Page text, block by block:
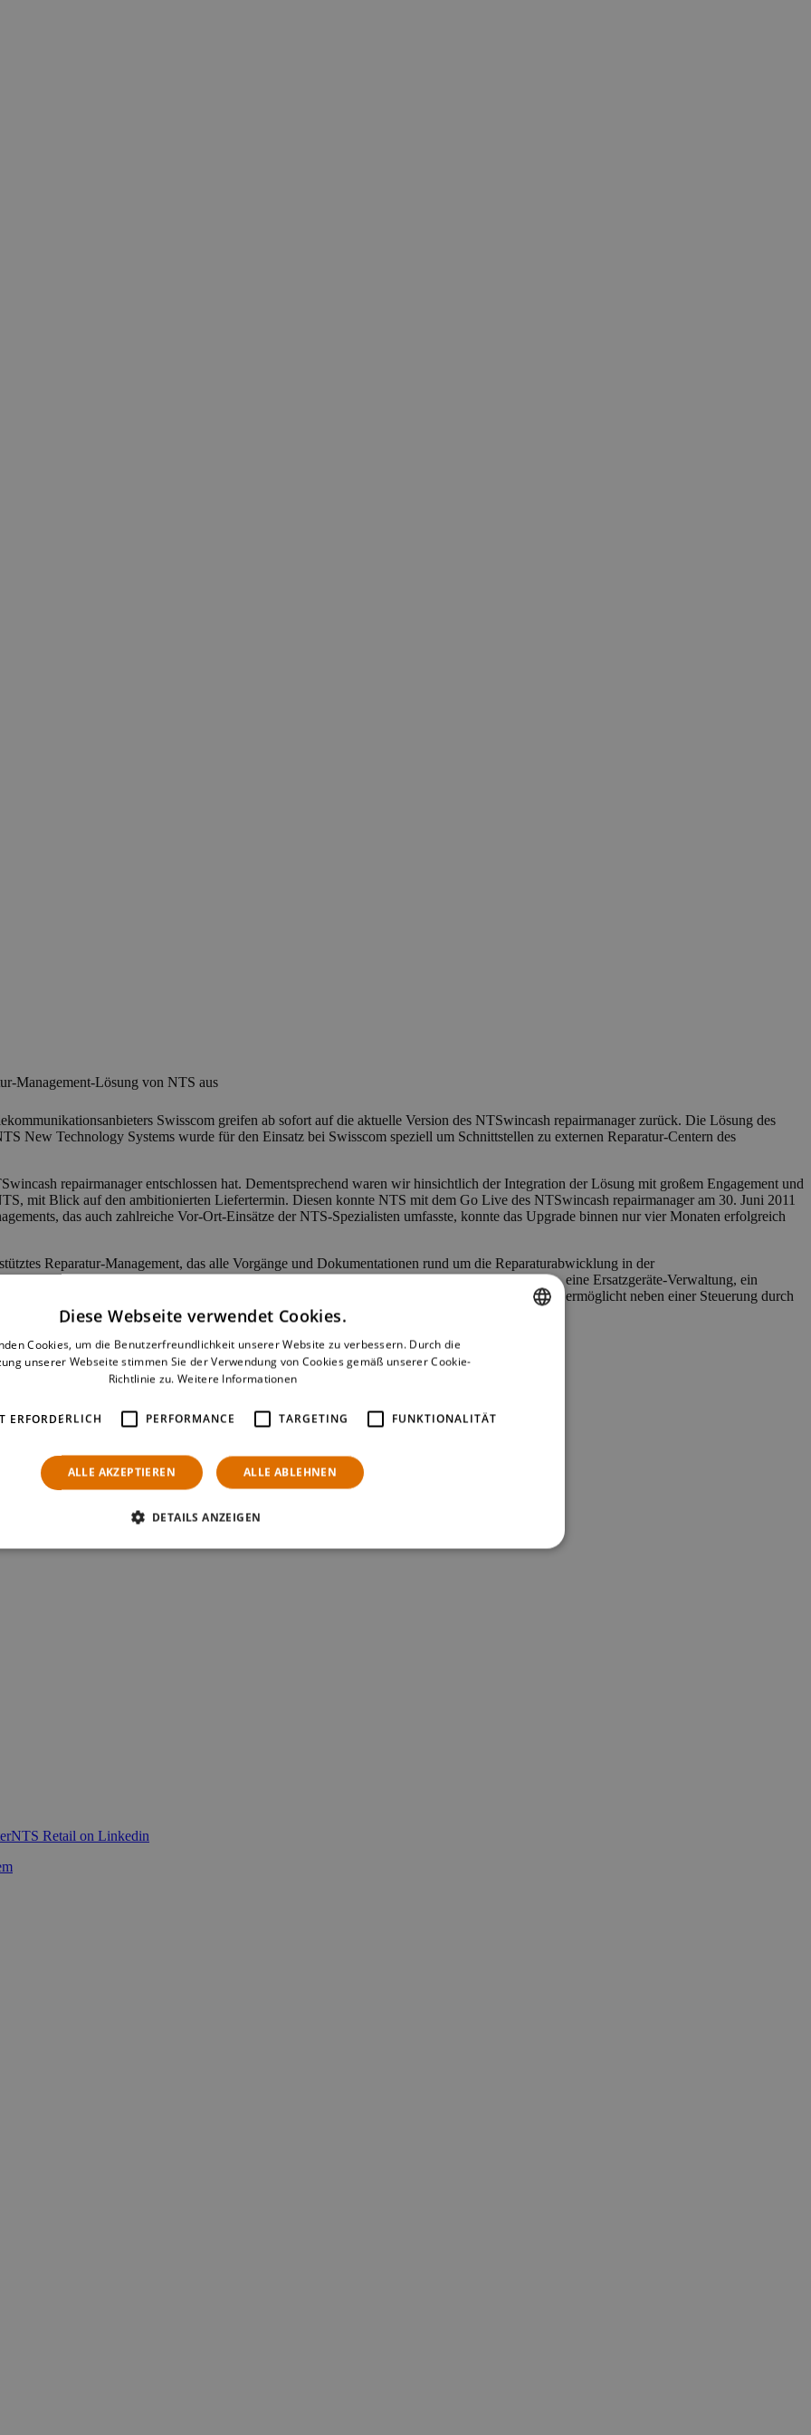
Management-Lösung von NTS aus
Swisscom greifen ab sofort auf die aktuelle Version des NTSwincash repairmanager zurück. Die Lösung des
New Technology Systems wurde für den Einsatz bei Swisscom speziell um Schnittstellen zu externen Reparatur-Centern des
repairmanager entschlossen hat. Dementsprechend waren wir hinsichtlich der Integration der Lösung mit großem Engagement und
mit Blick auf den ambitionierten Liefertermin. Diesen konnte NTS mit dem Go Live des NTSwincash repairmanager am 30. Juni 2011
das auch zahlreiche Vor-Ort-Einsätze der NTS-Spezialisten umfasste, konnte das Upgrade binnen nur vier Monaten erfolgreich
Reparatur-Management, das alle Vorgänge und Dokumentationen rund um die Reparaturabwicklung in der
in den Shops an und realisiert unter anderem eine schnelle Erfassung von Reparaturvorgängen, eine Ersatzgeräte-Verwaltung, ein
Kundendaten sowie Kostenvoranschläge. Zugleich bedient sie die zentrale Verwaltung und ermöglicht neben einer Steuerung durch
auf alle entscheidenden Informationen zu Reparaturaufträgen.
NTS Retail on Linkedin
Diese Webseite verwendet Cookies.
Cookies, um die Benutzerfreundlichkeit unserer Website zu verbessern. Durch die
unserer Webseite stimmen Sie der Verwendung von Cookies gemäß unserer Cookie-
Richtlinie zu. Weitere Informationen
ERFORDERLICH PERFORMANCE TARGETING FUNKTIONALITÄT
ALLE AKZEPTIEREN ALLE ABLEHNEN
DETAILS ANZEIGEN